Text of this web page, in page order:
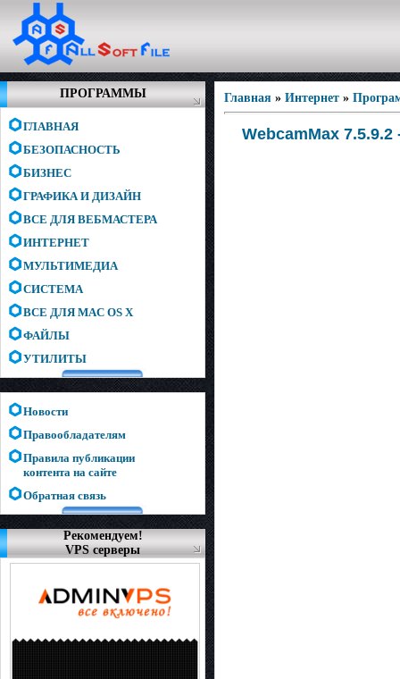
ПРОГРАММЫ
ГЛАВНАЯ
БЕЗОПАСНОСТЬ
БИЗНЕС
ГРАФИКА И ДИЗАЙН
ВСЕ ДЛЯ ВЕБМАСТЕРА
ИНТЕРНЕТ
МУЛЬТИМЕДИА
СИСТЕМА
ВСЕ ДЛЯ MAC OS X
ФАЙЛЫ
УТИЛИТЫ
Новости
Правообладателям
Правила публикации
контента на сайте
Обратная связь
Рекомендуем!
VPS серверы
Главная » Интернет »
WebcamMax